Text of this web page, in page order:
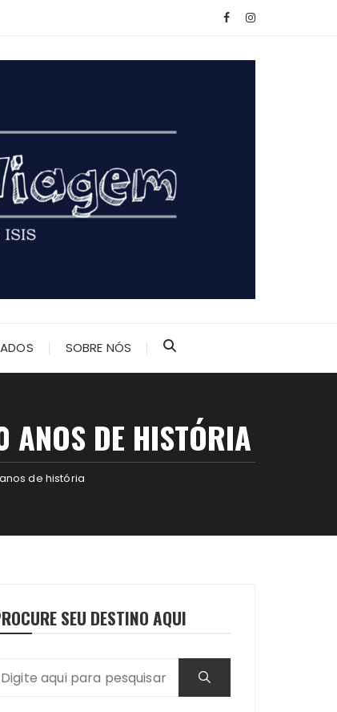
SOBRE NÓS
DE HISTÓRIA
de história
SEU DESTINO AQUI